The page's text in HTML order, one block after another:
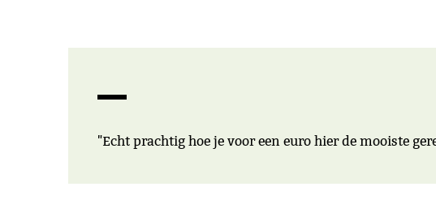
"Echt prachtig hoe je voor een euro hier de mooiste